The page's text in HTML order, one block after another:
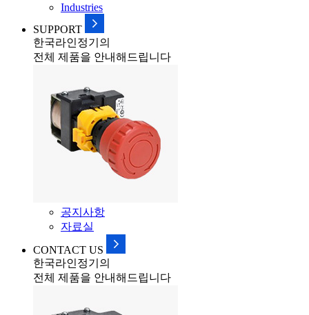
Industries
SUPPORT
한국라인정기의
전체 제품을 안내해드립니다
공지사항
자료실
CONTACT US
한국라인정기의
전체 제품을 안내해드립니다